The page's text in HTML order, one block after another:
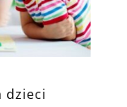
dzieci